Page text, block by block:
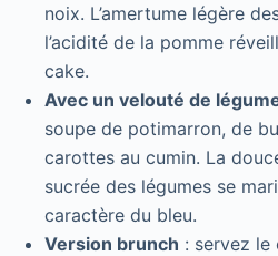
noix. L’amertume légère
l’acidité de la pomme
cake.
Avec un velouté de
soupe de potimarron, de
carottes au cumin. La
sucrée des légumes se
caractère du bleu.
Version brunch : servez le